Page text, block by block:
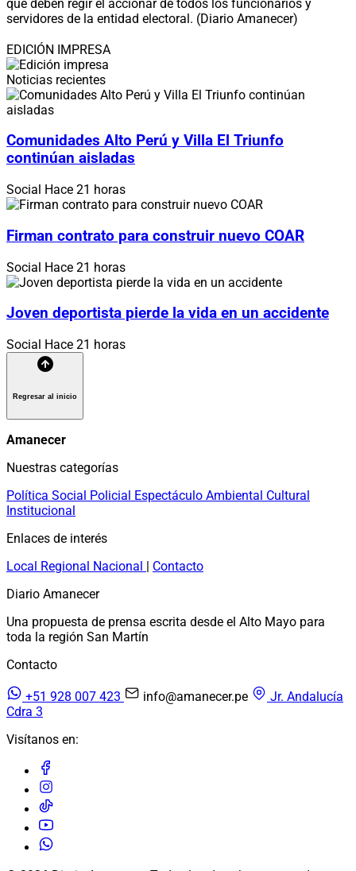
que deben regir el accionar de todos los funcionarios y
servidores de la entidad electoral. (Diario Amanecer)
EDICIÓN IMPRESA
Noticias recientes
Comunidades Alto Perú y Villa El Triunfo
continúan aisladas
Social Hace 21 horas
Firman contrato para construir nuevo COAR
Social Hace 21 horas
Joven deportista pierde la vida en un accidente
Social Hace 21 horas
Regresar al inicio
Amanecer
Nuestras categorías
Política Social Policial Espectáculo Ambiental Cultural
Institucional
Enlaces de interés
Local Regional Nacional | Contacto
Diario Amanecer
Una propuesta de prensa escrita desde el Alto Mayo para
toda la región San Martín
Contacto
+51 928 007 423 info@amanecer.pe
Jr. Andalucía
Cdra 3
Visítanos en: